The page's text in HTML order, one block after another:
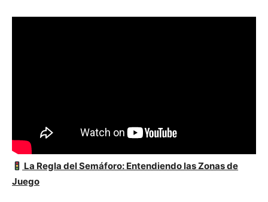
La Regla del Semáforo: Entendiendo las Zonas de
Juego